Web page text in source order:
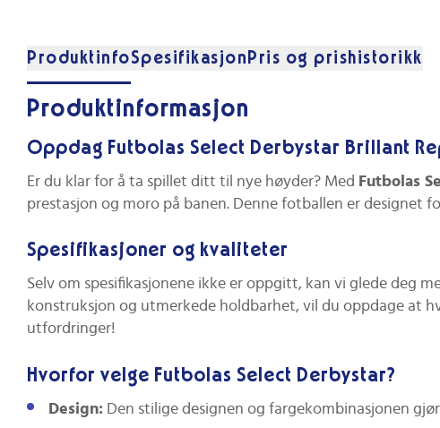
ProduktinfoSpesifikasjon Pris og prishistorikk
Produktinformasjon
Oppdag Futbolas Select Derbystar Brillant
Er du klar for å ta spillet ditt til nye høyder? Med Futbolas
prestasjon og moro på banen. Denne fotballen er designet
Spesifikasjoner og kvaliteter
Selv om spesifikasjonene ikke er oppgitt, kan vi glede deg
konstruksjon og utmerkede holdbarhet, vil du oppdage at
utfordringer!
Hvorfor velge Futbolas Select Derbystar?
Design: Den stilige designen og fargekombinasjonen